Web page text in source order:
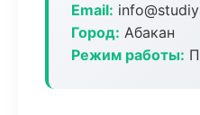
Email:
Город: Абакан
Режим работы: